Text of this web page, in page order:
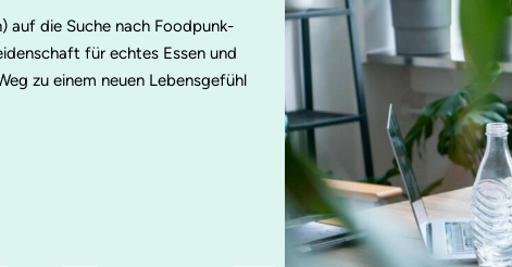
auf die Suche nach Foodpunk-
für echtes Essen und
zu einem neuen Lebensgefühl